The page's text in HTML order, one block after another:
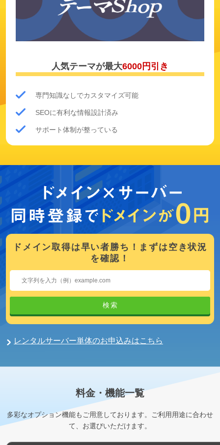
人気テーマが最大6000円引き
専門知識なしでカスタマイズ可能
SEOに有利な情報設計済み
サポート体制が整っている
ドメイン取得は早い者勝ち！まずは空き状況
を確認！
検索
レンタルサーバー単体のお申込みはこちら
料金・機能一覧
多彩なオプション機能もご用意しております。ご利用用途に合わせ
て、お選びいただけます。